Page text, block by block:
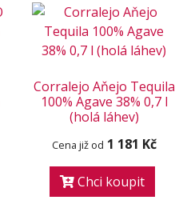
Corralejo Aňejo Tequila
100% Agave 38% 0,7 l
(holá láhev)
Cena již od 1 181 Kč
Chci koupit